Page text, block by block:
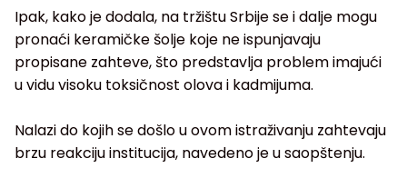
Ipak, kako je dodala, na tržištu Srbije se i dalje mogu
pronaći keramičke šolje koje ne ispunjavaju
propisane zahteve, što predstavlja problem imajući
u vidu visoku toksičnost olova i kadmijuma.
Nalazi do kojih se došlo u ovom istraživanju zahtevaju
brzu reakciju institucija, navedeno je u saopštenju.